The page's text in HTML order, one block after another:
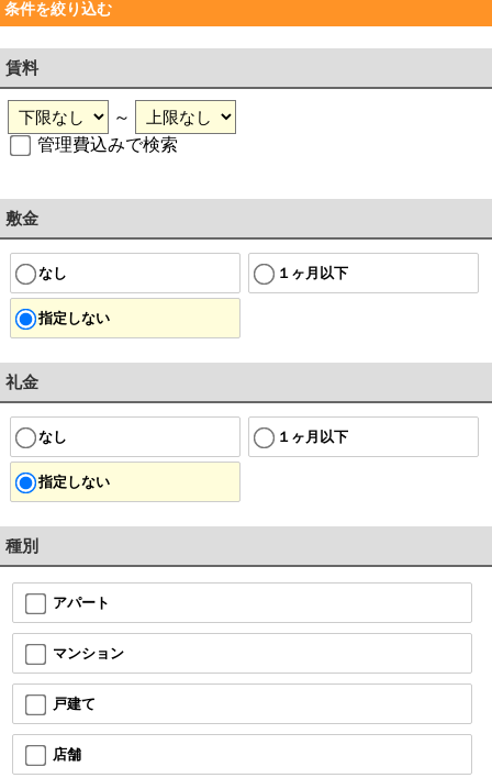
条件を絞り込む
賃料
～
管理費込みで検索
敷金
なし １ヶ月以下
指定しない
礼金
なし １ヶ月以下
指定しない
種別
アパート
マンション
戸建て
店舗